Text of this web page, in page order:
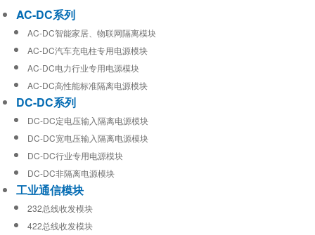
AC-DC系列
AC-DC智能家居、物联网隔离模块
AC-DC汽车充电柱专用电源模块
AC-DC电力行业专用电源模块
AC-DC高性能标准隔离电源模块
DC-DC系列
DC-DC定电压输入隔离电源模块
DC-DC宽电压输入隔离电源模块
DC-DC行业专用电源模块
DC-DC非隔离电源模块
工业通信模块
232总线收发模块
422总线收发模块